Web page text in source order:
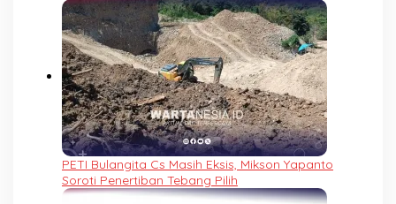
PETI Bulangita Cs Masih Eksis, Mikson Yapanto
Soroti Penertiban Tebang Pilih